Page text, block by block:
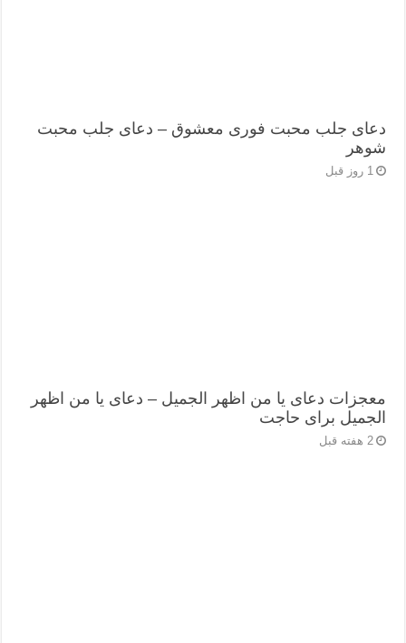
دعای جلب محبت فوری معشوق – دعای جلب محبت
شوهر
1 روز قبل
معجزات دعای یا من اظهر الجمیل – دعای یا من اظهر
الجمیل برای حاجت
2 هفته قبل